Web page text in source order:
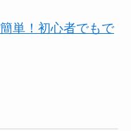
単！初心者でもで